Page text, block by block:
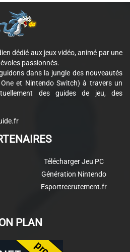
dédié aux jeux vidéo, animé par une
passionnés.
dans la jungle des nouveautés
et Nintendo Switch) à travers un
des guides de jeu, des
Télécharger Jeu PC
Génération Nintendo
Esportrecrutement.fr
PLAN